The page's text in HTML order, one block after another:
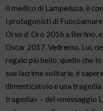
Il medico di Lampedusa, è
i protagonisti di
Orso d’ Oro 2016 a Berlino,
Oscar 2017. Vedremo. Lui,
regalo più bello, quello che
sue lacrime solitarie, è
dimenticatoio e una tragedia
tragedia» – del «messaggio